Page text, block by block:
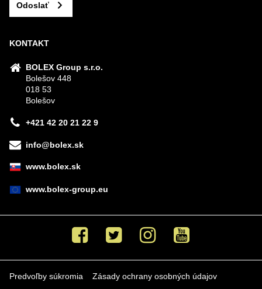
Odoslať
KONTAKT
BOLEX Group s.r.o.
Bolešov 448
018 53
Bolešov
+421 42 20 21 22 9
info@bolex.sk
www.bolex.sk
www.bolex-group.eu
Facebook Twitter Instagram Youtube
Predvoľby súkromia Zásady ochrany osobných údajov